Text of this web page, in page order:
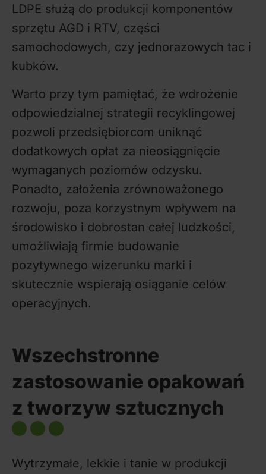
LDPE służą do produkcji komponentów
sprzętu AGD i RTV, części
samochodowych, czy jednorazowych tac i
kubków.
Warto przy tym pamiętać, że wdrożenie
odpowiedzialnej strategii recyklingowej
pozwoli przedsiębiorcom uniknąć
dodatkowych opłat za nieosiągnięcie
wymaganych poziomów odzysku.
Ponadto, założenia zrównoważonego
rozwoju, poza korzystnym wpływem na
środowisko i dobrostan całej ludzkości,
umożliwiają firmie budowanie
pozytywnego wizerunku marki i
skutecznie wspierają osiąganie celów
operacyjnych.
Wszechstronne
zastosowanie opakowań
z tworzyw sztucznych
Wytrzymałe, lekkie i tanie w produkcji